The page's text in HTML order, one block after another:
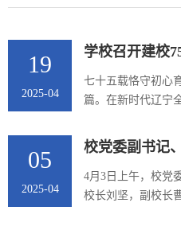
19
2025-04
学校召开建校
七十五载恪守初心
篇。在新时代辽宁
刻。4月19日上午
会。省市各界领导
校党委书记郭长义
视频《七十五载问
05
2025-04
4月3日上午，校党
校长刘坚，副校长